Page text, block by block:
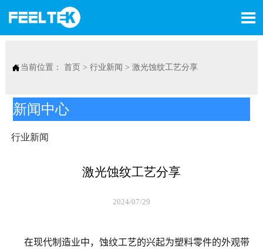

 当前位置： 首页 > 行业新闻 > 激光蚀纹工艺分享
新闻中心
行业新闻
激光蚀纹工艺分享
2024/07/29
在现代制造业中，蚀纹工艺的兴起为塑料零件的外观带